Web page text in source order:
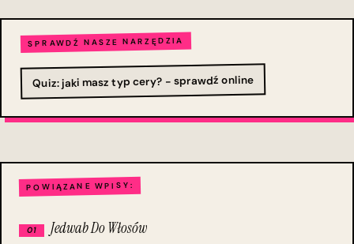
SPRAWDŹ NASZE NARZĘDZIA
Quiz: jaki masz typ cery? - sprawdź online
POWIĄZANE WPISY:
Jedwab Do Włosów